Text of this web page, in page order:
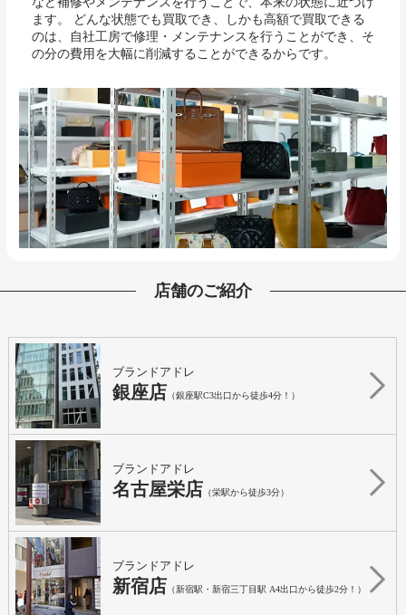
ます。 どんな状態でも買取でき、しかも高額で買取できる
のは、自社工房で修理・メンテナンスを行うことができ、そ
の分の費用を大幅に削減することができるからです。
店舗のご紹介
ブランドアドレ
銀座店 （銀座駅C3出口から徒歩4分！）
ブランドアドレ
名古屋栄店 （栄駅から徒歩3分）
ブランドアドレ
新宿店 （新宿駅・新宿三丁目駅 A4出口から徒歩2分！）